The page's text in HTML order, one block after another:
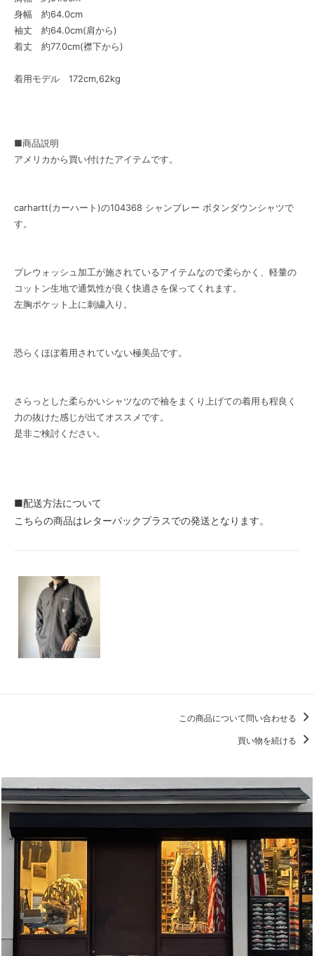
身幅 約64.0cm
袖丈 約64.0cm(肩から)
着丈 約77.0cm(襟下から)
着用モデル 172cm,62kg
■商品説明
アメリカから買い付けたアイテムです。
carhartt(カーハート)の104368 シャンブレー ボタンダウンシャツで
す。
プレウォッシュ加工が施されているアイテムなので柔らかく、軽量の
コットン生地で通気性が良く快適さを保ってくれます。
左胸ポケット上に刺繍入り。
恐らくほぼ着用されていない極美品です。
さらっとした柔らかいシャツなので袖をまくり上げての着用も程良く
力の抜けた感じが出てオススメです。
是非ご検討ください。
■配送方法について
こちらの商品はレターパックプラスでの発送となります。
この商品について問い合わせる
買い物を続ける